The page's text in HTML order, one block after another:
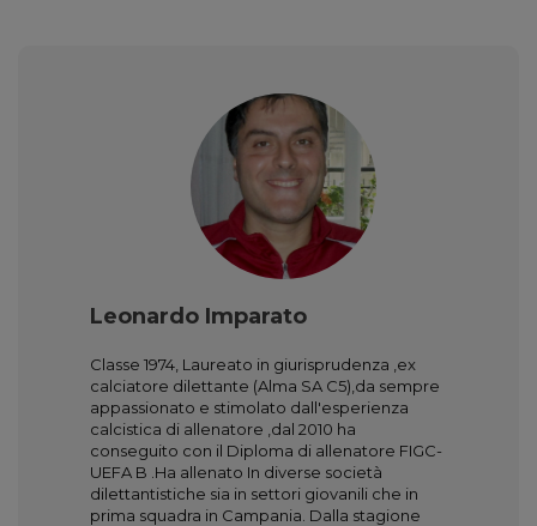
Leonardo Imparato
Classe 1974, Laureato in giurisprudenza ,ex
calciatore dilettante (Alma SA C5),da sempre
appassionato e stimolato dall'esperienza
calcistica di allenatore ,dal 2010 ha
conseguito con il Diploma di allenatore FIGC-
UEFA B .Ha allenato In diverse società
dilettantistiche sia in settori giovanili che in
prima squadra in Campania. Dalla stagione